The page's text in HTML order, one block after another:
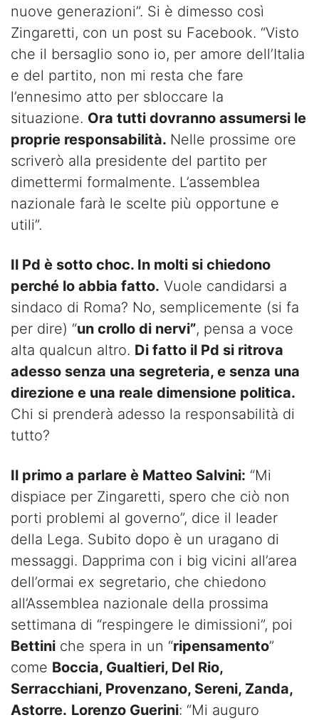
nuove generazioni”. Si è dimesso così
Zingaretti, con un post su Facebook. “Visto
che il bersaglio sono io, per amore dell’Italia
e del partito, non mi resta che fare
l’ennesimo atto per sbloccare la
situazione. Ora tutti dovranno assumersi le
proprie responsabilità. Nelle prossime ore
scriverò alla presidente del partito per
dimettermi formalmente. L’assemblea
nazionale farà le scelte più opportune e
utili”.
Il Pd è sotto choc. In molti si chiedono
perché lo abbia fatto. Vuole candidarsi a
sindaco di Roma? No, semplicemente (si fa
per dire) “un crollo di nervi”, pensa a voce
alta qualcun altro. Di fatto il Pd si ritrova
adesso senza una segreteria, e senza una
direzione e una reale dimensione politica.
Chi si prenderà adesso la responsabilità di
tutto?
Il primo a parlare è Matteo Salvini: “Mi
dispiace per Zingaretti, spero che ciò non
porti problemi al governo”, dice il leader
della Lega. Subito dopo è un uragano di
messaggi. Dapprima con i big vicini all’area
dell’ormai ex segretario, che chiedono
all’Assemblea nazionale della prossima
settimana di “respingere le dimissioni”, poi
Bettini che spera in un “ripensamento”
come Boccia, Gualtieri, Del Rio,
Serracchiani, Provenzano, Sereni, Zanda,
Astorre. Lorenzo Guerini: “Mi auguro